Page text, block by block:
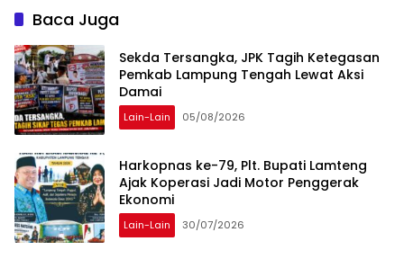
Diperiksa
Baca Juga
Sekda Tersangka, JPK Tagih Ketegasan
Pemkab Lampung Tengah Lewat Aksi
Damai
Lain-Lain 05/08/2026
Harkopnas ke-79, Plt. Bupati Lamteng
Ajak Koperasi Jadi Motor Penggerak
Ekonomi
Lain-Lain 30/07/2026